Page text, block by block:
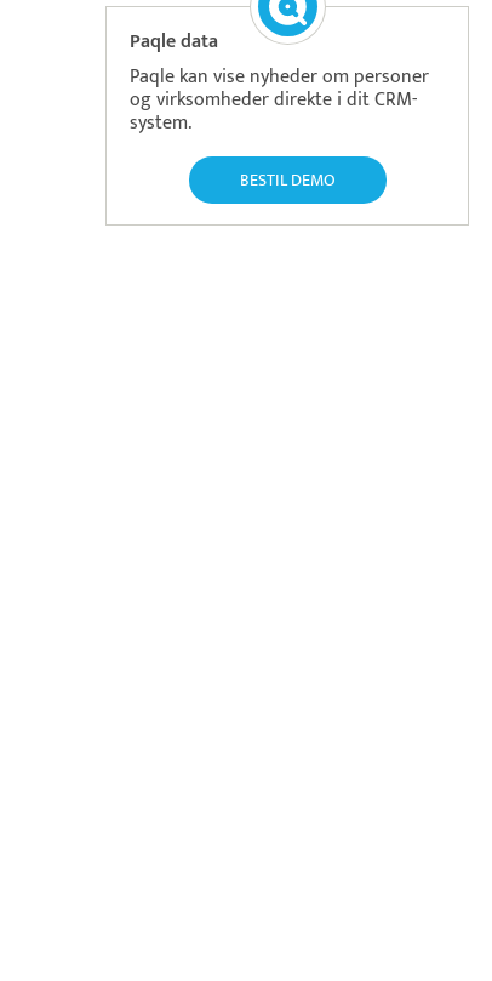
Paqle data
Paqle kan vise nyheder om personer
og virksomheder direkte i dit CRM-
system.
BESTIL DEMO